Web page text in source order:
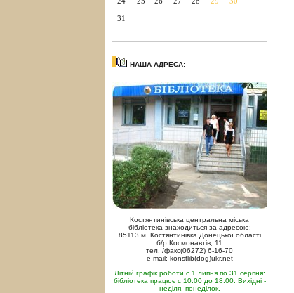
31
НАША АДРЕСА:
Костянтинівська центральна міська
бібліотека знаходиться за адресою:
85113 м. Костянтинівка Донецької області
б/р Космонавтів, 11
тел. /факс(06272) 6-16-70
e-mail: konstlib(dog)ukr.net
Літній графік роботи с 1 липня по 31 серпня:
бібліотека працює с 10:00 до 18:00. Вихідні -
неділя, понеділок.